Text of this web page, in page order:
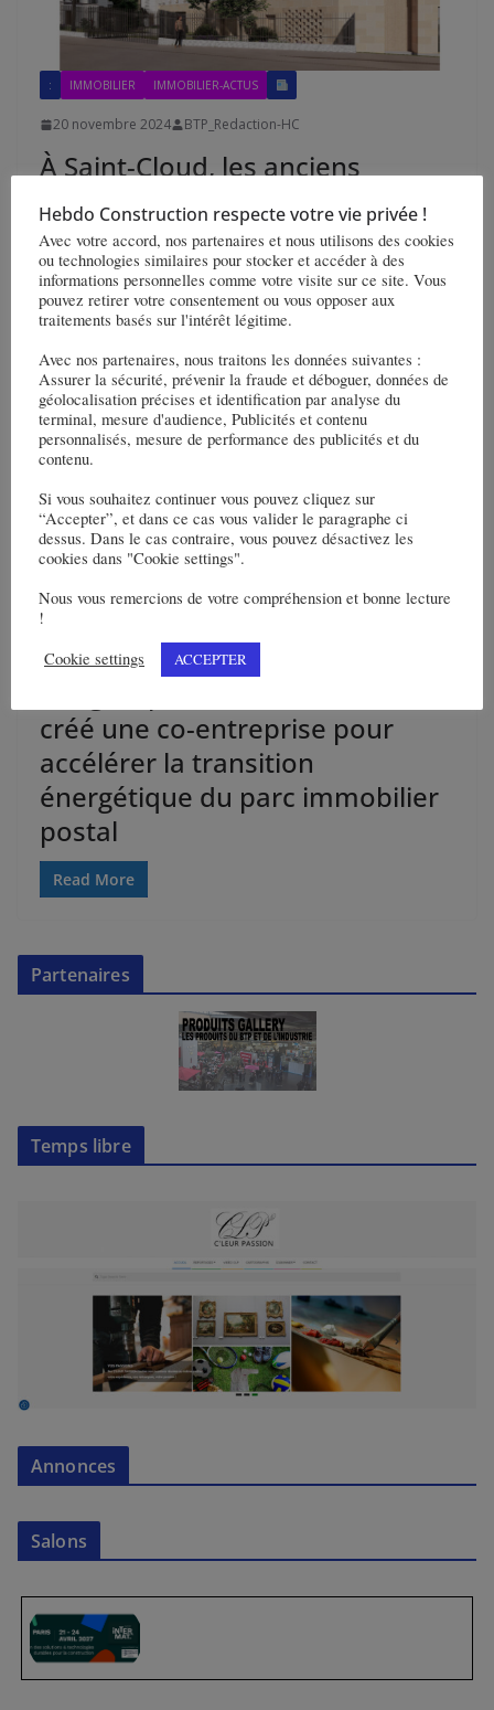
: IMMOBILIER IMMOBILIER-ACTUS
20 novembre 2024 BTP_Redaction-HC
À Saint-Cloud, les anciens
bâtiments de la poste
transformés en logements
Read More
10 janvier 2024 BTP_Redaction-HC
créé une co-entreprise pour
accélérer la transition
énergétique du parc immobilier
postal
Read More
Partenaires
Temps libre
Annonces
Salons
Hebdo Construction respecte votre vie privée !
Avec votre accord, nos partenaires et nous utilisons des cookies
ou technologies similaires pour stocker et accéder à des
informations personnelles comme votre visite sur ce site. Vous
pouvez retirer votre consentement ou vous opposer aux
traitements basés sur l'intérêt légitime.
Avec nos partenaires, nous traitons les données suivantes :
Assurer la sécurité, prévenir la fraude et déboguer, données de
géolocalisation précises et identification par analyse du
terminal, mesure d'audience, Publicités et contenu
personnalisés, mesure de performance des publicités et du
contenu.
Si vous souhaitez continuer vous pouvez cliquez sur
“Accepter”, et dans ce cas vous valider le paragraphe ci
dessus. Dans le cas contraire, vous pouvez désactivez les
cookies dans "Cookie settings".
Nous vous remercions de votre compréhension et bonne lecture
!
Cookie settings
ACCEPTER